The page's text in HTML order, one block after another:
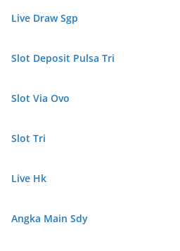
Live Draw Sgp
Slot Deposit Pulsa Tri
Slot Via Ovo
Slot Tri
Live Hk
Angka Main Sdy